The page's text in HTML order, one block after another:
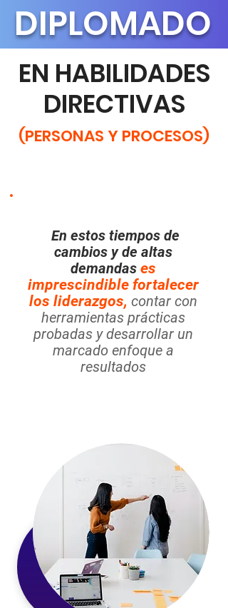
DIPLOMADO
EN HABILIDADES
DIRECTIVAS
(PERSONAS Y PROCESOS)
En estos tiempos de
cambios y de altas
demandas es
imprescindible fortalecer
los liderazgos, contar con
herramientas prácticas
probadas y desarrollar un
marcado enfoque a
resultados